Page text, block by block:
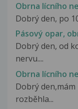
Obrna lícního
Dobrý den, po
Pásový opar,
Dobrý den, od
nervu....
Obrna lícního
Dobrý
rozběhla...